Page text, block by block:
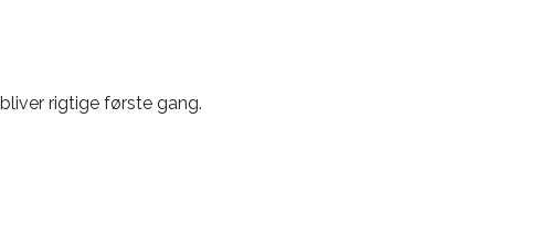
rigtige første gang.